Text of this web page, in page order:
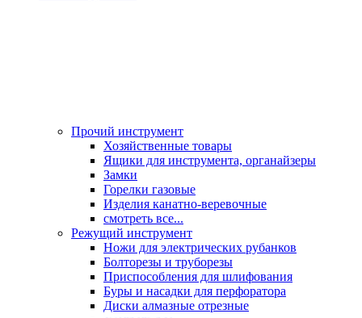
Прочий инструмент
Хозяйственные товары
Ящики для инструмента, органайзеры
Замки
Горелки газовые
Изделия канатно-веревочные
смотреть все...
Режущий инструмент
Ножи для электрических рубанков
Болторезы и труборезы
Приспособления для шлифования
Буры и насадки для перфоратора
Диски алмазные отрезные